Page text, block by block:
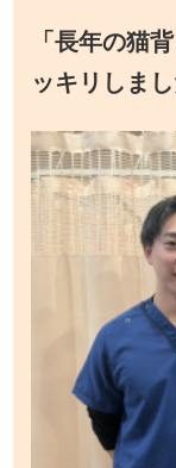
「長年の猫
ッキリしまし